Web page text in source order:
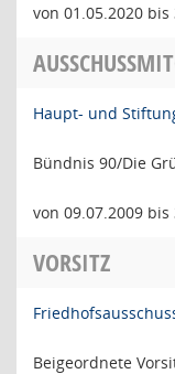
von 01.05.2020 bis
Haupt- und
Bündnis 90/Die
von 09.07.2009 bis
VORSITZ
Beigeordnete